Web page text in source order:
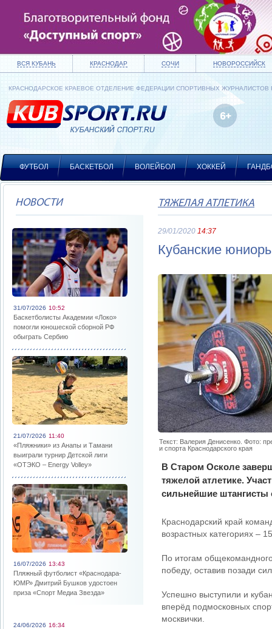
ВСЯ КУБАНЬ КРАСНОДАР СОЧИ НОВОРОССИЙСК
КРАСНОДАРСКОЕ КРАЕВОЕ ОТДЕЛЕНИЕ ФЕДЕРАЦИИ СПОРТИВНЫХ ЖУРНАЛИСТОВ
ФУТБОЛ БАСКЕТБОЛ ВОЛЕЙБОЛ ХОККЕЙ
НОВОСТИ
31/07/2026 10:52
Баскетболисты Академии «Локо»
помогли юношеской сборной РФ
обыграть Сербию
21/07/2026 11:40
«Пляжники» из Анапы и Тамани
выиграли турнир Детской лиги
«ОТЭКО – Energy Volley»
16/07/2026 13:43
Пляжный футболист «Краснодара-
ЮМР» Дмитрий Бушков удостоен
приза «Спорт Медиа Звезда»
24/06/2026 16:34
ТЯЖЕЛАЯ АТЛЕТИКА
29/01/2020 14:37
Кубанские
Текст: Валерия Денисенко. Фото:
и спорта Краснодарского края
В Старом Осколе
тяжелой атлетике.
сильнейшие штангисты
Краснодарский край
возрастных категориях –
По итогам
победу, оставив позади
Успешно выступили и
вперёд подмосковных
москвички.